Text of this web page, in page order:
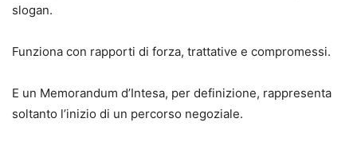
slogan.
Funziona con rapporti di forza, trattative e compromessi.
E un Memorandum d’Intesa, per definizione, rappresenta
soltanto l’inizio di un percorso negoziale.